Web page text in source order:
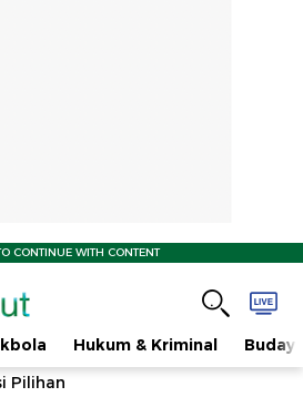
CONTINUE WITH CONTENT
Hukum & Kriminal
Pilihan